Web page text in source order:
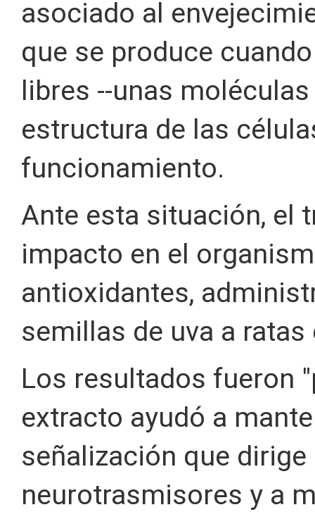
asociado al
que se produce
libres --unas
estructura de las
funcionamiento.
Ante esta situación, el
impacto en el
antioxidantes,
semillas de uva a ratas
Los resultados fueron
extracto ayudó a
señalización que
neurotrasmisores y a